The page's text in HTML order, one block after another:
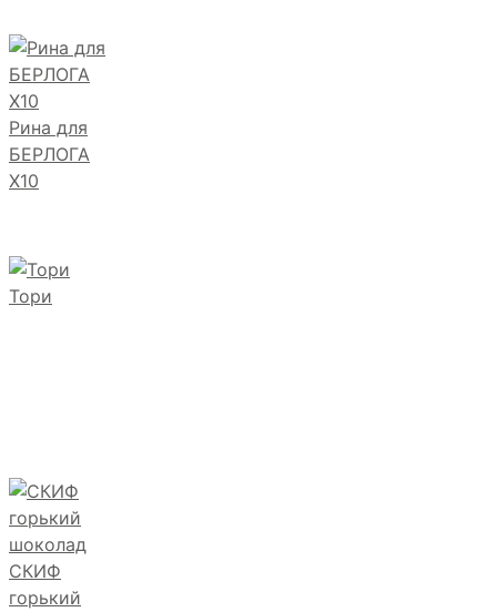
Рина для
БЕРЛОГА
Х10
Тори
СКИФ
горький